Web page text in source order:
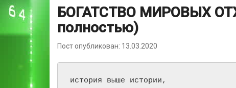
БОГАТСТВО МИРОВЫХ
полностью)
Пост опубликован: 13.03.2020
история выше истории,